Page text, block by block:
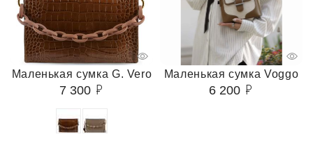
Маленькая сумка G. Vero
7 300
Маленькая сумка Voggo
6 200